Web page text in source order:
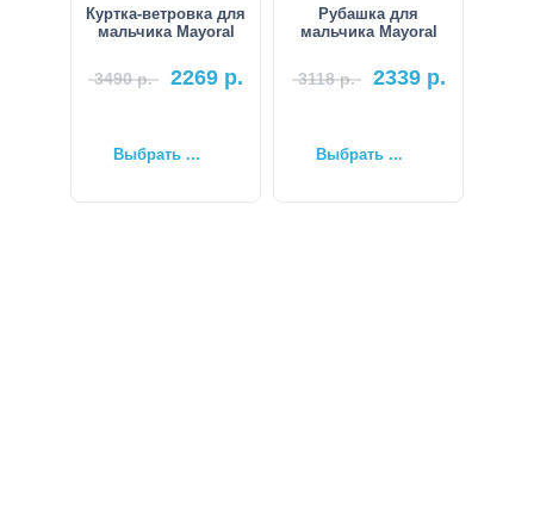
Куртка-ветровка для
мальчика Mayoral
3490р. 2269 р.
Выбрать ...
Рубашка для
мальчика Mayoral
3118р. 2339р.
Выбрать ...